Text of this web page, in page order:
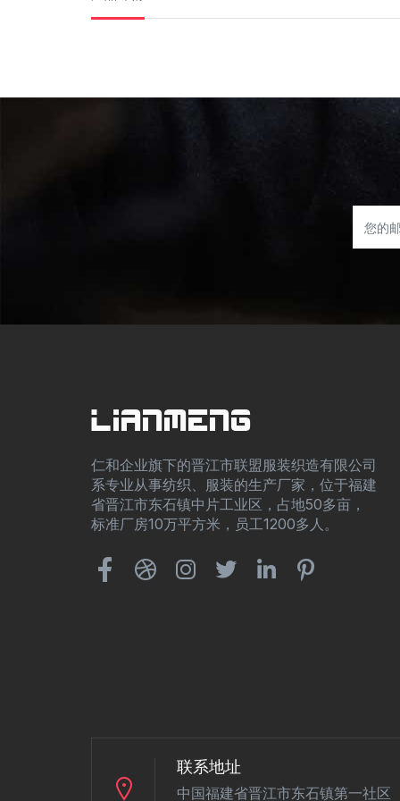
仁和企业旗下的晋江市联盟服装织造有限公司
系专业从事纺织、服装的生产厂家，位于福建
省晋江市东石镇中片工业区，占地50多亩，
标准厂房10万平方米，员工1200多人。
联系地址
中国福建省晋江市东石镇第一社区